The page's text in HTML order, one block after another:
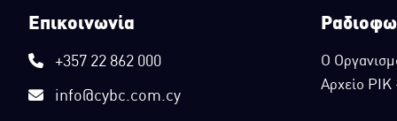
Επικοινωνία
+357 22 862 000
info@cybc.com.cy
Ο
Αρχείο